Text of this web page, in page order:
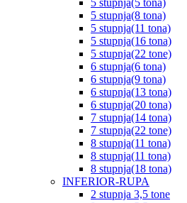
5 stupnja(5 tona)
5 stupnja(8 tona)
5 stupnja(11 tona)
5 stupnja(16 tona)
5 stupnja(22 tone)
6 stupnja(6 tona)
6 stupnja(9 tona)
6 stupnja(13 tona)
6 stupnja(20 tona)
7 stupnja(14 tona)
7 stupnja(22 tone)
8 stupnja(11 tona)
8 stupnja(11 tona)
8 stupnja(18 tona)
INFERIOR-RUPA
2 stupnja 3,5 tone